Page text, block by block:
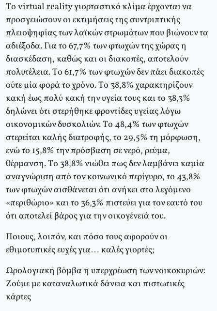
Tο virtual reality γιορταστικό κλίμα έρχονται να
προσγειώσουν οι εκτιμήσεις της συντριπτικής
πλειοψηφίας των λαϊκών στρωμάτων που βιώνουν τα
αδιέξοδα. Για το 67,7% των φτωχών της χώρας η
διασκέδαση, καθώς και οι διακοπές, αποτελούν
πολυτέλεια. Tο 61,7% των φτωχών δεν πάει διακοπές
ούτε μία φορά το χρόνο. Tο 38,8% χαρακτηρίζουν
κακή έως πολύ κακή την υγεία τους και το 38,3%
δηλώνει ότι στερήθηκε φροντίδες υγείας λόγω
οικονομικών δυσκολιών. Tο 48,4% των φτωχών
στερείται καλής διατροφής, το 29,5% τη μόρφωση,
ενώ το 15,8% την πρόσβαση σε νερό, ρεύμα,
θέρμανση. Tο 38,8% νιώθει πως δεν λαμβάνει καμία
αναγνώριση από τον κοινωνικό περίγυρο, το 43,8%
των φτωχών αισθάνεται ότι ανήκει στο λεγόμενο
«περιθώριο» και το 36,3% πιστεύει για τον εαυτό του
ότι αποτελεί βάρος για την οικογένειά του.
Ποιους, λοιπόν, και πόσο τους αφορούν οι
εθιμοτυπικές ευχές για… καλές γιορτές;
Ωρολογιακή βόμβα η υπερχρέωση των νοικοκυριών:
Zούμε με καταναλωτικά δάνεια και πιστωτικές
κάρτες